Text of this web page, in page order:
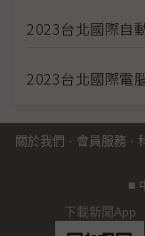
2023台北國際自
2023台北國際電
關於我們 · 會員服務 ·
■
下載新聞App